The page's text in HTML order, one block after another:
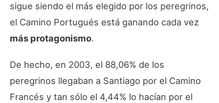
sigue siendo el más elegido por los peregrinos,
el Camino Portugués está ganando cada vez
más protagonismo.
De hecho, en 2003, el 88,06% de los
peregrinos llegaban a Santiago por el Camino
Francés y tan sólo el 4,44% lo hacían por el